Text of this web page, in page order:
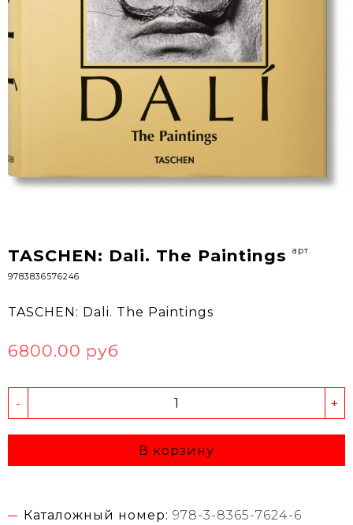
TASCHEN: Dali. The Paintings арт.
9783836576246
TASCHEN: Dali. The Paintings
6800.00 руб
- +
В корзину
Каталожный номер: 978-3-8365-7624-6